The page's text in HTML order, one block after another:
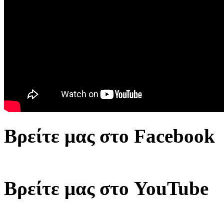
Βρείτε μας στο Facebook
Βρείτε μας στο YouTube